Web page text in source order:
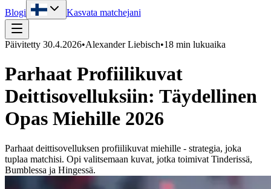
Blogi Kasvata matchejani
Päivitetty 30.4.2026•Alexander Liebisch•18 min lukuaika
Parhaat Profiilikuvat
Deittisovelluksiin: Täydellinen
Opas Miehille 2026
Parhaat deittisovelluksen profiilikuvat miehille - strategia, joka
tuplaa matchisi. Opi valitsemaan kuvat, jotka toimivat Tinderissä,
Bumblessa ja Hingessä.